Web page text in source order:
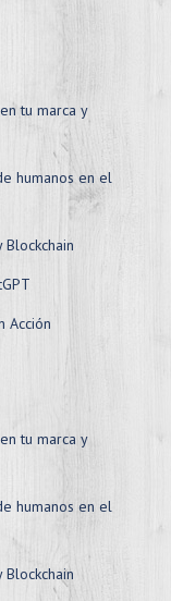
tu marca y
humanos en el
Acción
tu marca y
humanos en el